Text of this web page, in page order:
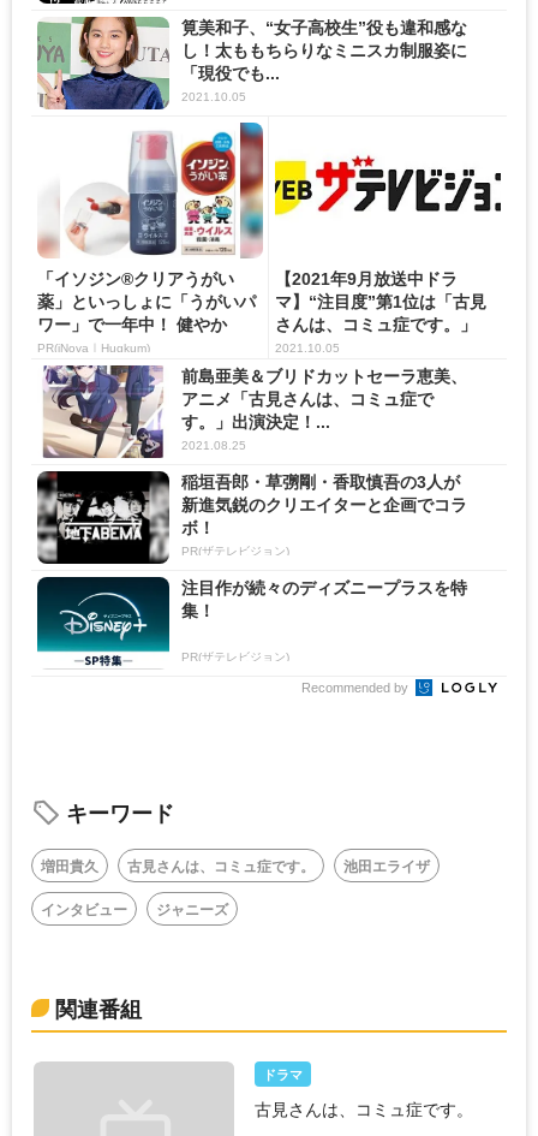
筧美和子、“女子高校生”役も違和感な
し！太ももちらりなミニスカ制服姿に
「現役でも...
2021.10.05
「イソジン®クリアうがい
薬」といっしょに「うがいパ
ワー」で一年中！ 健やか
PR(iNova｜Hugkum)
【2021年9月放送中ドラ
マ】“注目度”第1位は「古見
さんは、コミュ症です。」
...
2021.10.05
前島亜美＆ブリドカットセーラ恵美、
アニメ「古見さんは、コミュ症で
す。」出演決定！...
2021.08.25
稲垣吾郎・草彅剛・香取慎吾の3人が
新進気鋭のクリエイターと企画でコラ
ボ！
PR(ザテレビジョン)
注目作が続々のディズニープラスを特
集！
PR(ザテレビジョン)
Recommended by
キーワード
増田貴久 古見さんは、コミュ症です。
池田エライザ
インタビュー
ジャニーズ
関連番組
ドラマ
古見さんは、コミュ症です。